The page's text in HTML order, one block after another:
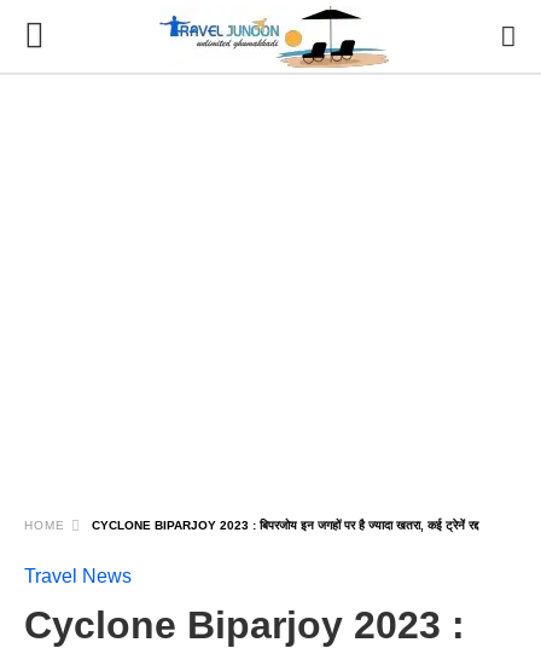
HOME CYCLONE BIPARJOY 2023 : बिपरजोय इन जगहों पर है ज्यादा खतरा, कई ट्रेनें रद्द
Travel News
Cyclone Biparjoy 2023 :